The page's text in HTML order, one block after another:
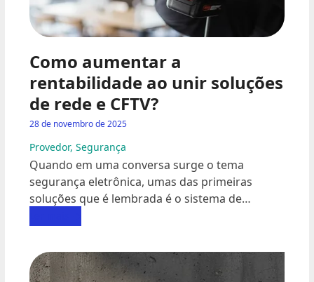
Como aumentar a
rentabilidade ao unir soluções
de rede e CFTV?
28 de novembro de 2025
Provedor,Segurança
Quando em uma conversa surge o tema
segurança eletrônica, umas das primeiras
soluções que é lembrada é o sistema de…